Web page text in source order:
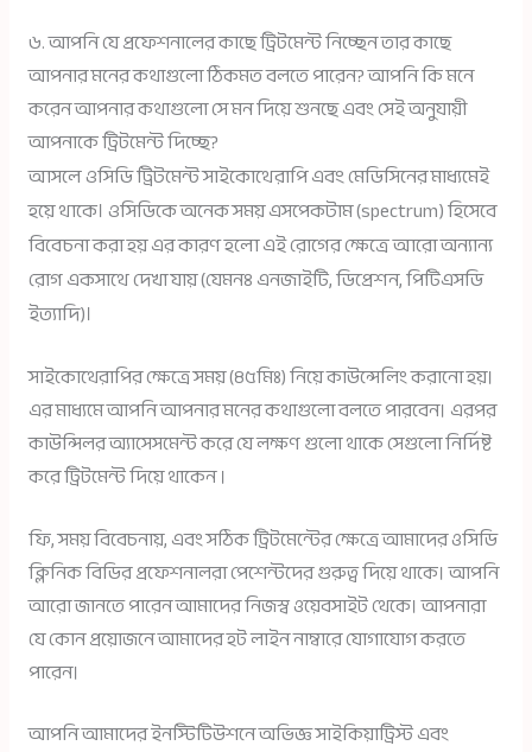
৬. আপনি যে প্রফেশনালের কাছে ট্রিটমেন্ট নিচ্ছেন তার কাছে
আপনার মনের কথাগুলো ঠিকমত বলতে পারেন? আপনি কি মনে
করেন আপনার কথাগুলো সে মন দিয়ে শুনছে এবং সেই অনুযায়ী
আপনাকে ট্রিটমেন্ট দিচ্ছে?
আসলে ওসিডি ট্রিটমেন্ট সাইকোথেরাপি এবং মেডিসিনের মাধ্যমেই
হয়ে থাকে। ওসিডিকে অনেক সময় এসপেকটাম (spectrum) হিসেবে
বিবেচনা করা হয় এর কারণ হলো এই রোগের ক্ষেত্রে আরো অন্যান্য
রোগ একসাথে দেখা যায় (যেমনঃ এনজাইটি, ডিপ্রেশন, পিটিএসডি
ইত্যাদি)।
সাইকোথেরাপির ক্ষেত্রে সময় (৪৫মিঃ) নিয়ে কাউন্সেলিং করানো হয়।
এর মাধ্যমে আপনি আপনার মনের কথাগুলো বলতে পারবেন। এরপর
কাউন্সিলর অ্যাসেসমেন্ট করে যে লক্ষণ গুলো থাকে সেগুলো নির্দিষ্ট
করে ট্রিটমেন্ট দিয়ে থাকেন ।
ফি, সময় বিবেচনায়, এবং সঠিক ট্রিটমেন্টের ক্ষেত্রে আমাদের ওসিডি
ক্লিনিক বিডির প্রফেশনালরা পেশেন্টদের গুরুত্ব দিয়ে থাকে। আপনি
আরো জানতে পারেন আমাদের নিজস্ব ওয়েবসাইট থেকে। আপনারা
যে কোন প্রয়োজনে আমাদের হট লাইন নাম্বারে যোগাযোগ করতে
পারেন।
আপনি আমাদের ইনস্টিটিউশনে অভিজ্ঞ সাইকিয়াট্রিস্ট এবং